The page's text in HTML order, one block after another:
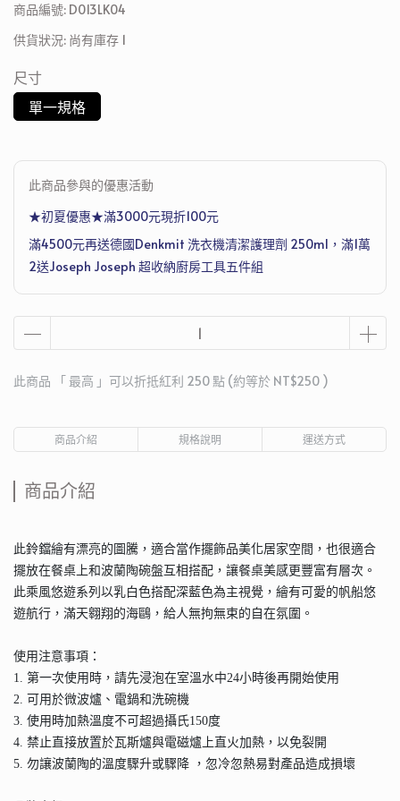
商品編號: D013LK04
供貨狀況: 尚有庫存 1
尺寸
單一規格
此商品參與的優惠活動
★初夏優惠★滿3000元現折100元
滿4500元再送德國Denkmit 洗衣機清潔護理劑 250ml，滿1萬
2送Joseph Joseph 超收納廚房工具五件組
此商品 「 最高 」可以折抵紅利 250 點 (約等於 NT$250 )
商品介紹 規格說明 運送方式
商品介紹
此鈴鐺繪有漂亮的圖騰，適合當作擺飾品美化居家空間，也很適合
擺放在餐桌上和波蘭陶碗盤互相搭配，讓餐桌美感更豐富有層次。
此乘風悠遊系列以乳白色搭配深藍色為主視覺，繪有可愛的帆船悠
遊航行，滿天翱翔的海鷗，給人無拘無束的自在氛圍。
使用注意事項：
1. 第一次使用時，請先浸泡在室溫水中24小時後再開始使用
2. 可用於微波爐、電鍋和洗碗機
3. 使用時加熱溫度不可超過攝氏150度
4. 禁止直接放置於瓦斯爐與電磁爐上直火加熱，以免裂開
5. 勿讓波蘭陶的溫度驟升或驟降 ，忽冷忽熱易對產品造成損壞